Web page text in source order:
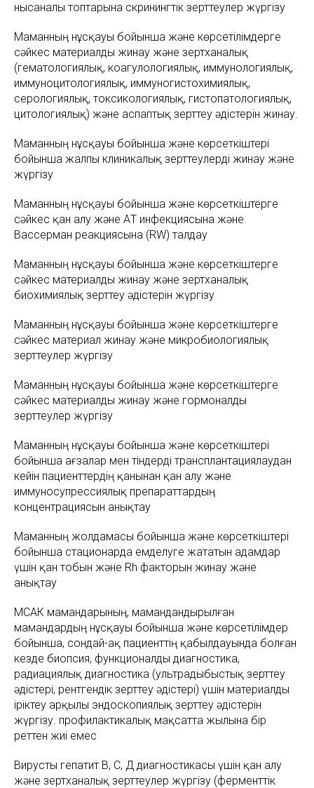
нысаналы топтарына скринингтік зерттеулер жүргізу
Маманның нұсқауы бойынша және көрсетілімдерге
сәйкес материалды жинау және зертханалық
(гематологиялық, коагулологиялық, иммунологиялық,
иммуноцитологиялық, иммуногистохимиялық,
серологиялық, токсикологиялық, гистопатологиялық,
цитологиялық) және аспаптық зерттеу әдістерін жинау.
Маманның нұсқауы бойынша және көрсеткіштері
бойынша жалпы клиникалық зерттеулерді жинау және
жүргізу
Маманның нұсқауы бойынша және көрсеткіштерге
сәйкес қан алу және АҚТҚ инфекциясына және
Вассерман реакциясына (RW) талдау
Маманның нұсқауы бойынша және көрсеткіштерге
сәйкес материалды жинау және зертханалық
биохимиялық зерттеу әдістерін жүргізу
Маманның нұсқауы бойынша және көрсеткіштерге
сәйкес материал жинау және микробиологиялық
зерттеулер жүргізу
Маманның нұсқауы бойынша және көрсеткіштерге
сәйкес материалды жинау және гормоналды
зерттеулер жүргізу
Маманның нұсқауы бойынша және көрсеткіштері
бойынша ағзалар мен тіндерді трансплантациялаудан
кейін пациенттердің қанынан қан алу және
иммуносупрессиялық препараттардың
концентрациясын анықтау
Маманның жолдамасы бойынша және көрсеткіштері
бойынша стационарда емделуге жататын адамдар
үшін қан тобын және Rh факторын жинау және
анықтау
МСАК мамандарының, мамандандырылған
мамандардың нұсқауы бойынша және көрсетілімдер
бойынша, сондай-ақ пациенттің қабылдауында болған
кезде биопсия, функционалды диагностика,
радиациялық диагностика (ультрадыбыстық зерттеу
әдістері, рентгендік зерттеу әдістері) үшін материалды
іріктеу арқылы эндоскопиялық зерттеу әдістерін
жүргізу. профилактикалық мақсатта жылына бір
реттен жиі емес
Вирусты гепатит В, С, Д диагностикасы үшін қан алу
және зертханалық зерттеулер жүргізу (ферменттік